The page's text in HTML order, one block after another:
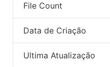
File Count
Data de Criação
Ultima Atualização